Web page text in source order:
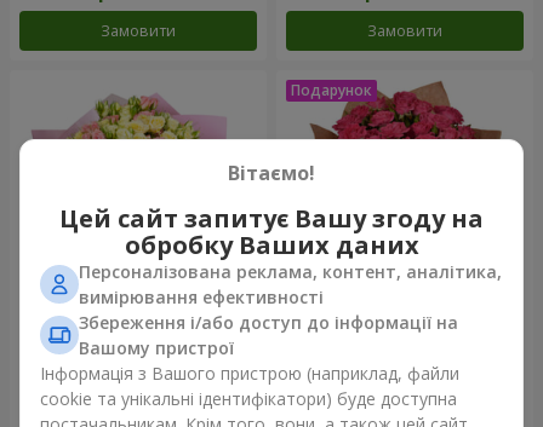
Замовити Замовити
Мікс "Планета троянд" із 51
кущової троянди
7 058 грн
Букет "Чарівність" з
2 624 грн
Вітаємо!
Цей сайт запитує Вашу згоду на
обробку Ваших даних
Персоналізована реклама, контент, аналітика,
вимірювання ефективності
Збереження і/або доступ до інформації на
Вашому пристрої
Інформація з Вашого пристрою (наприклад, файли
cookie та унікальні ідентифікатори) буде доступна